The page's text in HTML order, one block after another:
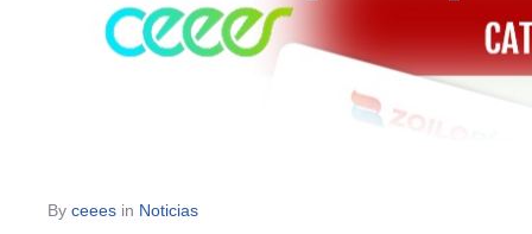
By ceees in Noticias